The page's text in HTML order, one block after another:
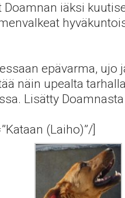
iäksi
epävarma,
näin upealta
Lisätty
(Laiho)”/]